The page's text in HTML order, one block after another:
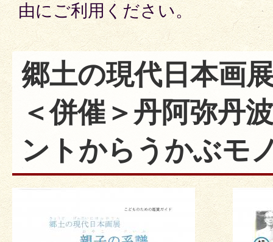
由にご利用ください。
郷土の現代日本画
＜併催＞丹阿弥丹
ントからうかぶモ